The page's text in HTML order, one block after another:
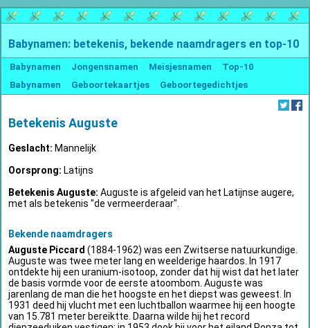
Babynamen: betekenis, bekende naamdragers en top-10
Babynamen Jongensnamen Meisjesnamen
Top-10
Babynamen
Geboortekaartjes Geboortegedichtjes
Betekenis Auguste
Geslacht: Mannelijk
Oorsprong: Latijns
Betekenis Auguste: Auguste is afgeleid van het Latijnse augere,
met als betekenis "de vermeerderaar".
Bekende naamdragers
Auguste Piccard (1884-1962) was een Zwitserse natuurkundige.
Auguste was twee meter lang en weelderige haardos. In 1917
ontdekte hij een uranium-isotoop, zonder dat hij wist dat het later
de basis vormde voor de eerste atoombom. Auguste was
jarenlang de man die het hoogste en het diepst was geweest. In
1931 deed hij vlucht met een luchtballon waarmee hij een hoogte
van 15.781 meter bereiktte. Daarna wilde hij het record